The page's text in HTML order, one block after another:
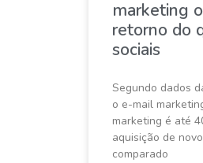
marketing
retorno do
sociais
Segundo dados
o e-mail
marketing é até
aquisição de
comparado